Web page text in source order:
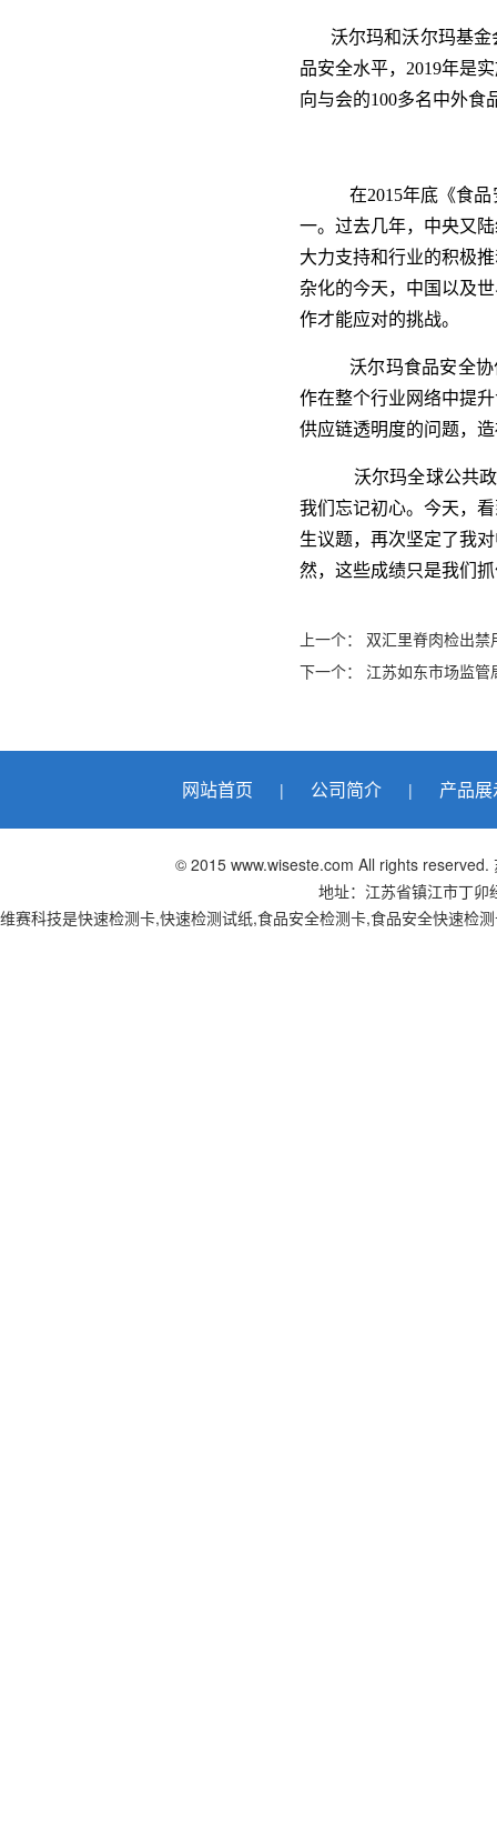
沃尔玛和沃尔玛基金
品安全水平，2019年是
向与会的100多名中外食
在2015年底《食
一。过去几年，中央又
大力支持和行业的积极
杂化的今天，中国以及
作才能应对的挑战。
沃尔玛食品安全
作在整个行业网络中提
供应链透明度的问题，
沃尔玛全球公共
我们忘记初心。今天，
生议题，再次坚定了我
然，这些成绩只是我们
上一个： 双汇里脊肉检出禁
下一个： 江苏如东市场监管
网站首页 | 公司简介 | 产品
© 2015 www.wiseste.com All rights
地址：江苏省镇江市丁
维赛科技是快速检测卡,快速检测试纸,食品安全检测卡,食品安全快速检